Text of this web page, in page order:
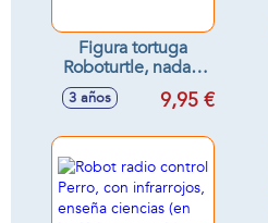
Figura tortuga
Roboturtle, nada y
camina 7x9x9cm
3 años 9,95 €